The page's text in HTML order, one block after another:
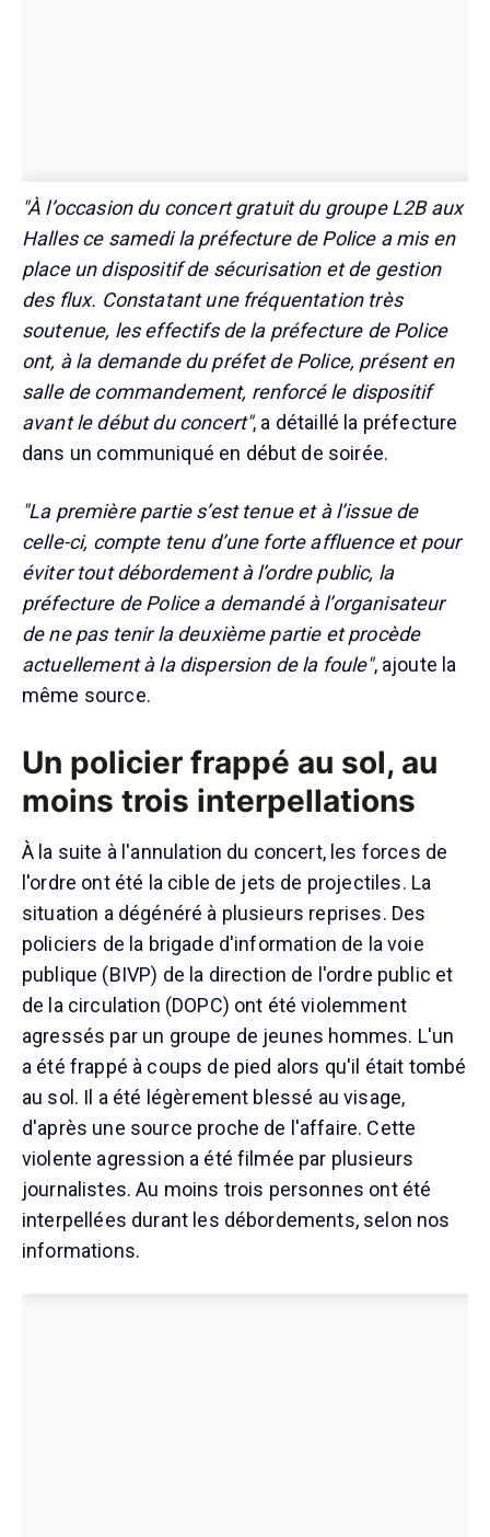
"À l’occasion du concert gratuit du groupe L2B aux
Halles ce samedi la préfecture de Police a mis en
place un dispositif de sécurisation et de gestion
des flux. Constatant une fréquentation très
soutenue, les effectifs de la préfecture de Police
ont, à la demande du préfet de Police, présent en
salle de commandement, renforcé le dispositif
avant le début du concert", a détaillé la préfecture
dans un communiqué en début de soirée.
"La première partie s’est tenue et à l’issue de
celle-ci, compte tenu d’une forte affluence et pour
éviter tout débordement à l’ordre public, la
préfecture de Police a demandé à l’organisateur
de ne pas tenir la deuxième partie et procède
actuellement à la dispersion de la foule", ajoute la
même source.
Un policier frappé au sol, au
moins trois interpellations
À la suite à l'annulation du concert, les forces de
l'ordre ont été la cible de jets de projectiles. La
situation a dégénéré à plusieurs reprises. Des
policiers de la brigade d'information de la voie
publique (BIVP) de la direction de l'ordre public et
de la circulation (DOPC) ont été violemment
agressés par un groupe de jeunes hommes. L'un
a été frappé à coups de pied alors qu'il était tombé
au sol. Il a été légèrement blessé au visage,
d'après une source proche de l'affaire. Cette
violente agression a été filmée par plusieurs
journalistes. Au moins trois personnes ont été
interpellées durant les débordements, selon nos
informations.